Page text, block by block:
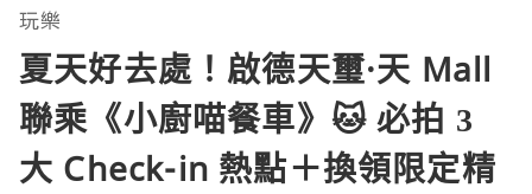
玩樂
夏天好去處！啟德天璽·天 Mall
聯乘《小廚喵餐車》🐱 必拍 3
大 Check-in 熱點＋換領限定精